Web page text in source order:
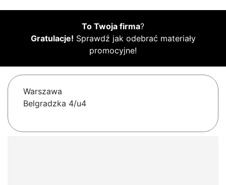
To Twoja firma?
Gratulacje! Sprawdź jak odebrać materiały
promocyjne!
Warszawa
Belgradzka 4/u4